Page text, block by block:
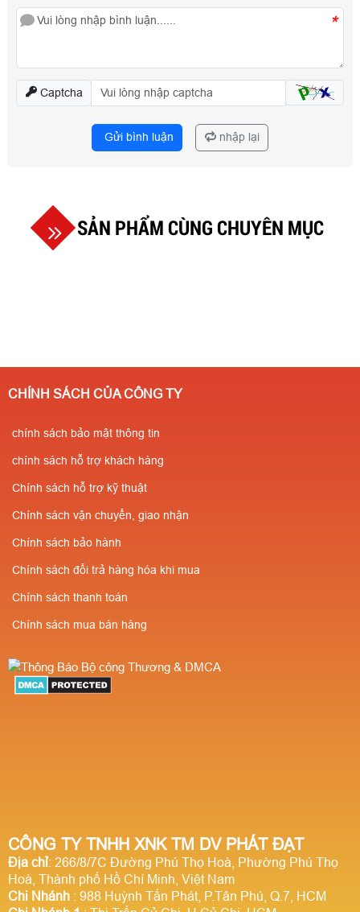
*
Captcha
Gửi bình luận nhập lại
SẢN PHẨM CÙNG CHUYÊN MỤC
CÔNG TY TNHH XNK TM DV PHÁT ĐẠT
Địa chỉ: 266/8/7C Đường Phú Thọ Hoà, Phường Phú Thọ
Hoà, Thành phố Hồ Chí Minh, Việt Nam
Chi Nhánh : 988 Huỳnh Tấn Phát, P.Tân Phú, Q.7, HCM
CHÍNH SÁCH CỦA CÔNG TY
chính sách bảo mật thông tin
chính sách hỗ trợ khách hàng
Chính sách hỗ trợ kỹ thuật
Chính sách vận chuyển, giao nhận
Chính sách bảo hành
Chính sách đổi trả hàng hóa khi mua
Chính sách thanh toán
Chính sách mua bán hàng